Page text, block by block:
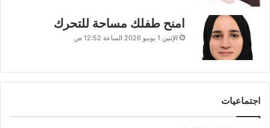
امنح طفلك مساحة للتحرك
الإثنين 1 يونيو 2026 الساعة 12:52 ص
اجتماعيات